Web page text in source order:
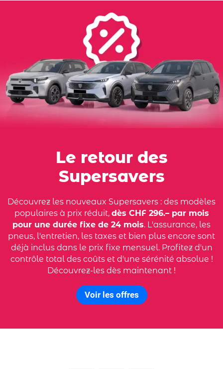
Le retour des
Supersavers
Découvrez les nouveaux Supersavers : des modèles
populaires à prix réduit, dès CHF 296.– par mois
pour une durée fixe de 24 mois. L'assurance, les
pneus, l'entretien, les taxes et bien plus encore sont
déjà inclus dans le prix fixe mensuel. Profitez d'un
contrôle total des coûts et d'une sérénité absolue !
Découvrez-les dès maintenant !
Voir les offres